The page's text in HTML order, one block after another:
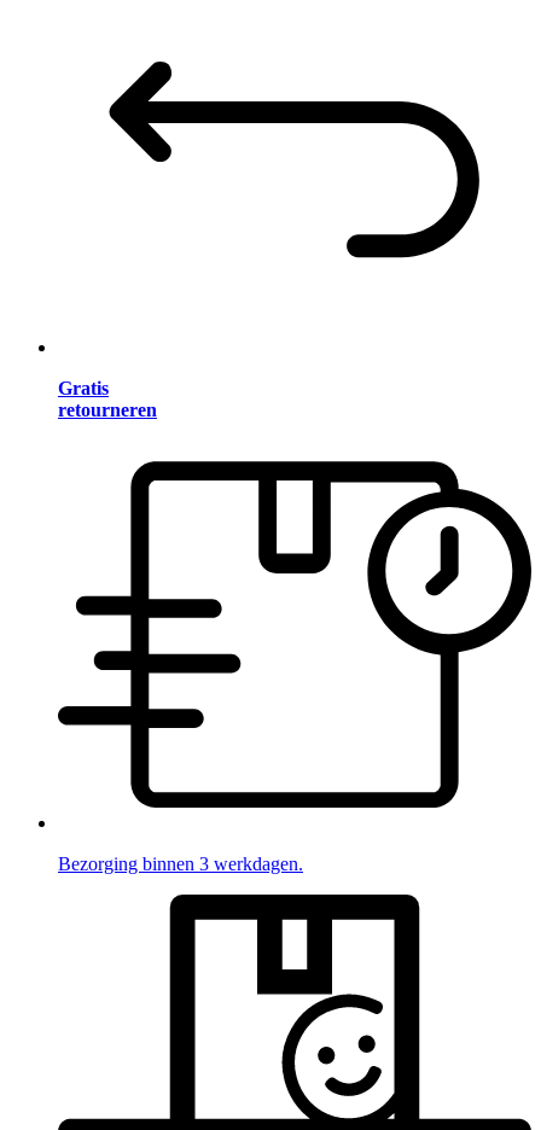
Gratis
retourneren
Bezorging binnen 3 werkdagen.